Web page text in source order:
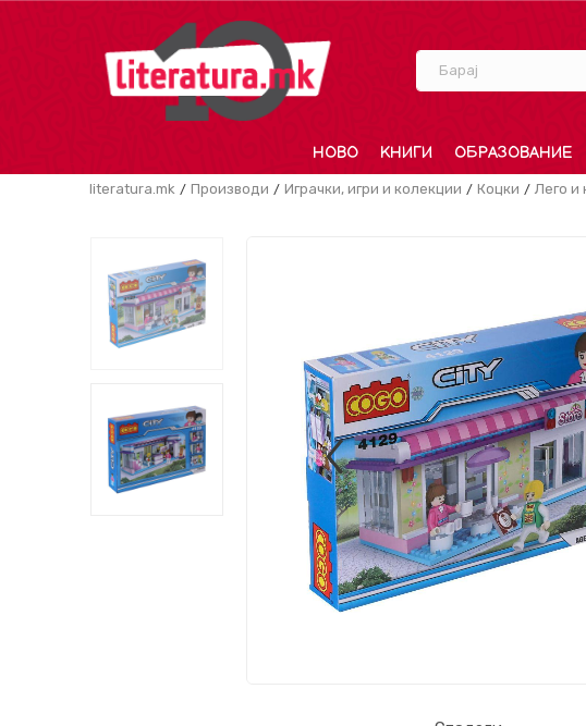
Барај
НОВО КНИГИ ОБРАЗОВАНИЕ
literatura.mk Производи Играчки, игри и колекции Коцки Лего и